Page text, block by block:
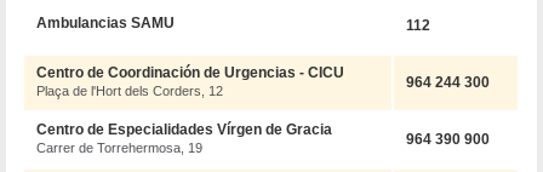
Ambulancias SAMU 112
Centro de Coordinación de Urgencias - CICU
Plaça de l'Hort dels Corders, 12 964 244 300
Centro de Especialidades Vírgen de Gracia
Carrer de Torrehermosa, 19 964 390 900